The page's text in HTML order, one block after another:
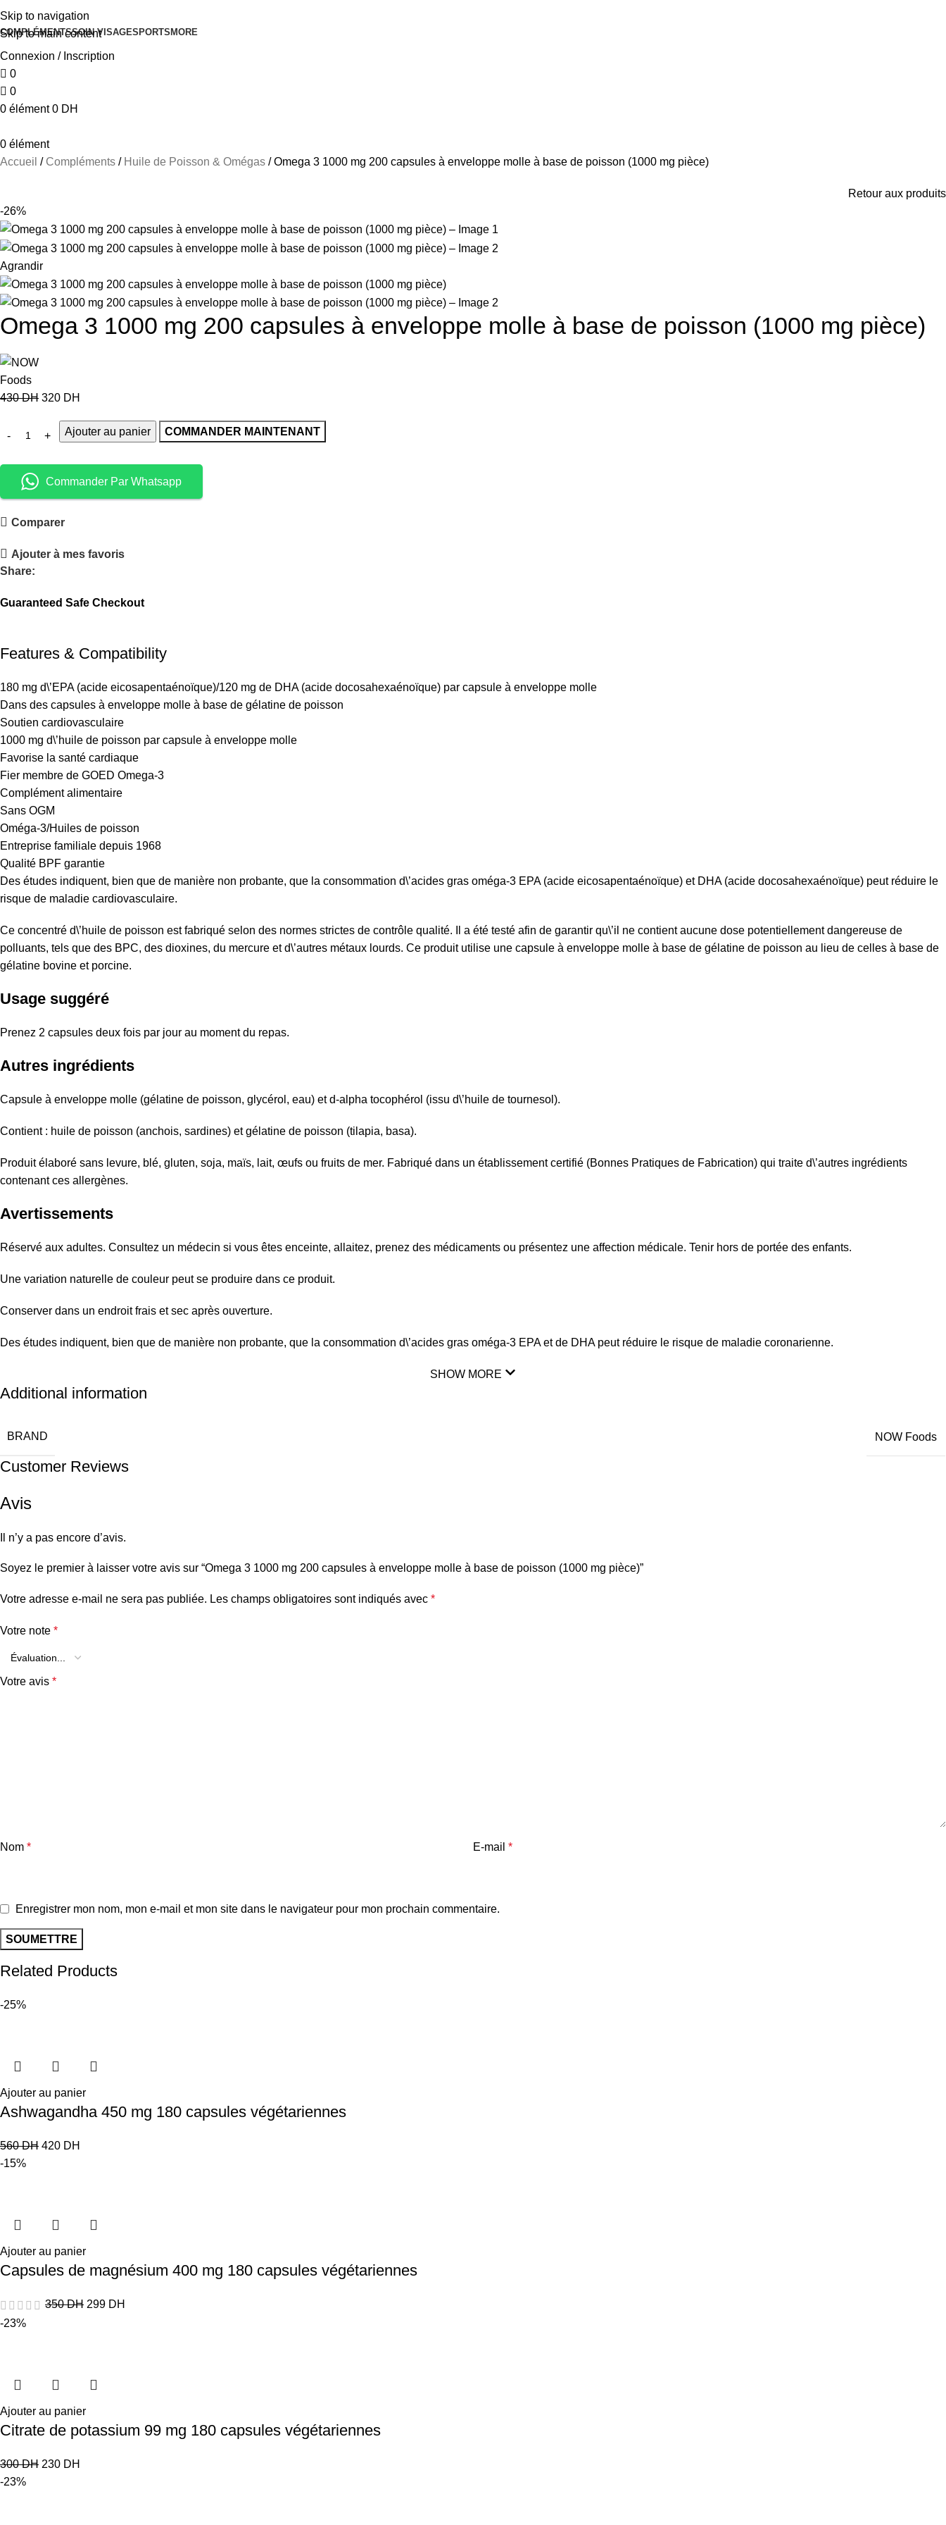
Skip to navigation
Skip to main content
COMPLÉMENTSSOIN VISAGESPORTS MORE
Connexion / Inscription
0
0
0 élément 0 DH
0 élément
Accueil
Compléments Huile de Poisson & Omégas Omega 3 1000 mg 200 capsules à enveloppe molle à base de poisson (1000 mg pièce)
Retour aux produits
-26%
Agrandir
Omega 3 1000 mg 200 capsules à enveloppe molle à base de poisson (1000 mg pièce)
430DH 320 DH
Ajouter au panier COMMANDER MAINTENANT
Commander Par Whatsapp
Comparer
Ajouter à mes favoris
Share:
Guaranteed Safe Checkout
Features & Compatibility
180 mg d\’EPA (acide eicosapentaénoïque)/120 mg de DHA (acide docosahexaénoïque) par capsule à enveloppe molle
Dans des capsules à enveloppe molle à base de gélatine de poisson
Soutien cardiovasculaire
1000 mg d\’huile de poisson par capsule à enveloppe molle
Favorise la santé cardiaque
Fier membre de GOED Omega-3
Complément alimentaire
Sans OGM
Oméga-3/Huiles de poisson
Entreprise familiale depuis 1968
Qualité BPF garantie
Des études indiquent, bien que de manière non probante, que la consommation d\’acides gras oméga-3 EPA (acide eicosapentaénoïque) et DHA (acide docosahexaénoïque) peut réduire le
risque de maladie cardiovasculaire.
Ce concentré d\’huile de poisson est fabriqué selon des normes strictes de contrôle qualité. Il a été testé afin de garantir qu\’il ne contient aucune dose potentiellement dangereuse de
polluants, tels que des BPC, des dioxines, du mercure et d\’autres métaux lourds. Ce produit utilise une capsule à enveloppe molle à base de gélatine de poisson au lieu de celles à base de
gélatine bovine et porcine.
Usage suggéré
Prenez 2 capsules deux fois par jour au moment du repas.
Autres ingrédients
Capsule à enveloppe molle (gélatine de poisson, glycérol, eau) et d-alpha tocophérol (issu d\’huile de tournesol).
Contient : huile de poisson (anchois, sardines) et gélatine de poisson (tilapia, basa).
Produit élaboré sans levure, blé, gluten, soja, maïs, lait, œufs ou fruits de mer. Fabriqué dans un établissement certifié (Bonnes Pratiques de Fabrication) qui traite d\’autres ingrédients
contenant ces allergènes.
Avertissements
Réservé aux adultes. Consultez un médecin si vous êtes enceinte, allaitez, prenez des médicaments ou présentez une affection médicale. Tenir hors de portée des enfants.
Une variation naturelle de couleur peut se produire dans ce produit.
Conserver dans un endroit frais et sec après ouverture.
Des études indiquent, bien que de manière non probante, que la consommation d\’acides gras oméga-3 EPA et de DHA peut réduire le risque de maladie coronarienne.
SHOW MORE
Additional information
BRAND NOW Foods
Customer Reviews
Avis
Il n’y a pas encore d’avis.
Soyez le premier à laisser votre avis sur “Omega 3 1000 mg 200 capsules à enveloppe molle à base de poisson (1000 mg pièce)”
Votre adresse e-mail ne sera pas publiée. Les champs obligatoires sont indiqués avec *
Votre note *
Votre avis *
Nom * E-mail *
Enregistrer mon nom, mon e-mail et mon site dans le navigateur pour mon prochain commentaire.
Related Products
-25%
Ajouter au panier
Ashwagandha 450 mg 180 capsules végétariennes
560DH 420 DH
-15%
Ajouter au panier
Capsules de magnésium 400 mg 180 capsules végétariennes
350DH 299 DH
-23%
Ajouter au panier
Citrate de potassium 99 mg 180 capsules végétariennes
300DH 230 DH
-23%